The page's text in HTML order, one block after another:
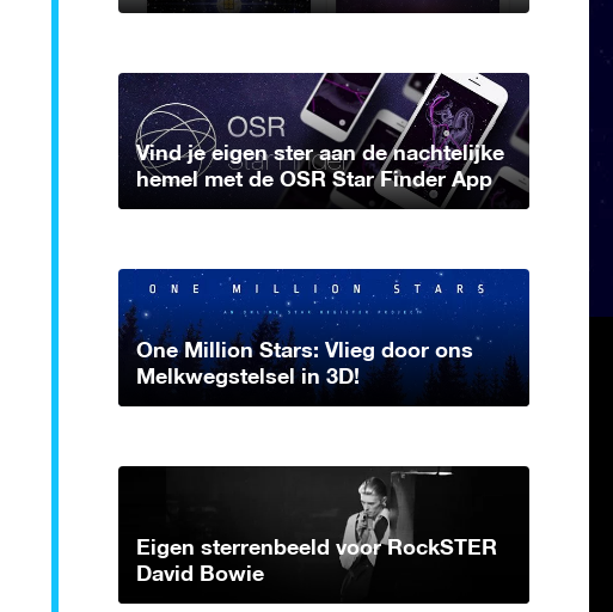
Vind je eigen ster aan de nachtelijke
hemel met de OSR Star Finder App
One Million Stars: Vlieg door ons
Melkwegstelsel in 3D!
Eigen sterrenbeeld voor RockSTER
David Bowie